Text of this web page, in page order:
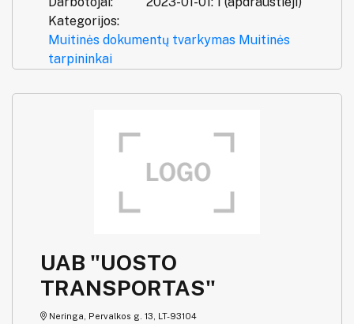
Kategorijos:
Muitinės dokumentų tvarkymas Muitinės
tarpininkai
UAB "UOSTO
TRANSPORTAS"
Neringa, Pervalkos g. 13, LT-93104